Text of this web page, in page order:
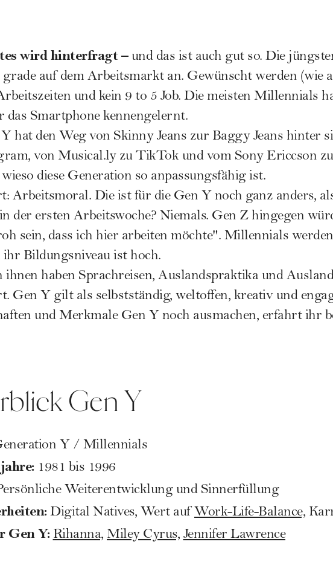
wird hinterfragt – und das ist auch gut so. Die
auf dem Arbeitsmarkt an. Gewünscht werden (wie
und kein 9 to 5 Job. Die meisten Millennials
das Smartphone kennengelernt.
hat den Weg von Skinny Jeans zur Baggy Jeans hinter
von Musical.ly zu TikTok und vom Sony Ericcson
diese Generation so anpassungsfähig ist.
Arbeitsmoral. Die ist für die Gen Y noch ganz anders,
der ersten Arbeitswoche? Niemals. Gen Zhingegen
sein, dass ich hier arbeiten möchte". Millennials
ihr Bildungsniveau ist hoch.
ihnen haben Sprachreisen, Auslandspraktika und
Gen Y gilt als selbstständig, weltoffen, kreativ und
und Merkmale Gen Y noch ausmachen, erfahrt ihr
Gen Y
Y / Millennials
1981 bis 1996
Weiterentwicklung und Sinnerfüllung
Digital Natives, Wert auf Work-Life-Balance,
Gen Y:Rihanna, Miley Cyrus, Jennifer Lawrence